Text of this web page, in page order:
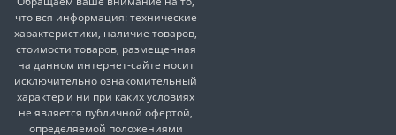
что вся информация: технические
характеристики, наличие товаров,
стоимости товаров, размещенная
на данном интернет-сайте носит
исключительно ознакомительный
характер и ни при каких условиях
не является публичной офертой,
определяемой положениями